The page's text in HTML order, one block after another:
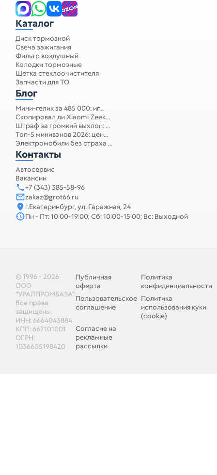
Каталог
Диск тормозной
Свеча зажигания
Фильтр воздушный
Колодки тормозные
Щетка стеклоочистителя
Запчасти для ТО
Блог
Мини-гелик за 485 000: иг...
Скопировал ли Xiaomi Zeek...
Штраф за громкий выхлоп: ...
Топ-5 минивэнов 2026: цен...
Электромобили без страха ...
Контакты
Автосервис
Вакансии
+7 (343) 385-58-96
zakaz@grot66.ru
г.Екатеринбург, ул. Гаражная, 24
Пн - Пт: 10:00-19:00; Сб: 10:00-15:00; Вс: Выходной
© 1996 - 2026
ООО
"УРАЛПРОМБАЗА".
Все права
защищены.
ИНН: 6664043884
КПП: 667101001
ОГРН:
1036605198420
Публичная
оферта
Политика
конфиденциальности
Пользовательское
соглашение
Политика
использования куки
(cookie)
Согласие на
рекламные
рассылки